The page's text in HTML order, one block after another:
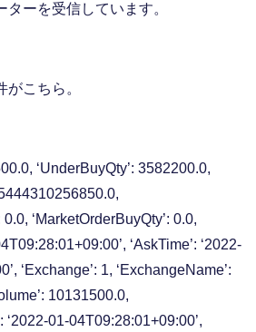
ターを受信しています。
こちら。
‘UnderBuyQty’: 3582200.0,
‘MarketOrderBuyQty’: 0.0,
‘AskTime’: ‘2022-
‘Exchange’: 1, ‘ExchangeName’:
10131500.0,
‘2022-01-04T09:28:01+09:00’,